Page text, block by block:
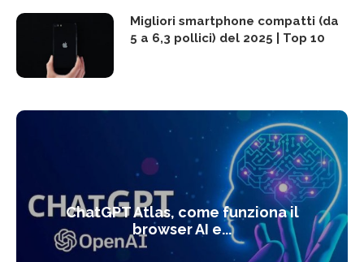
Migliori smartphone compatti (da
5 a 6,3 pollici) del 2025 | Top 10
ChatGPT Atlas, come funziona il
browser AI e...